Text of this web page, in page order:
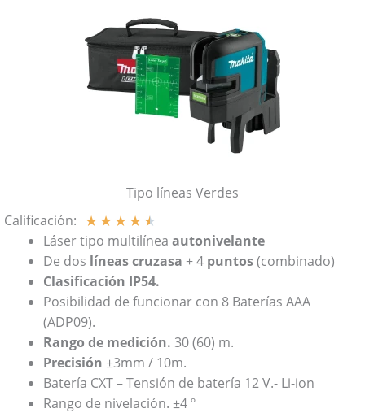
Tipo líneas Verdes
Calificación: ★★★★★
Láser tipo multilínea autonivelante
De dos líneas cruzasa + 4 puntos(combinado)
Clasificación IP54.
Posibilidad de funcionar con 8 Baterías AAA
(ADP09).
Rango de medición. 30 (60) m.
Precisión ±3mm / 10m.
Batería CXT – Tensión de batería 12 V.- Li-ion
Rango de nivelación. ±4 º